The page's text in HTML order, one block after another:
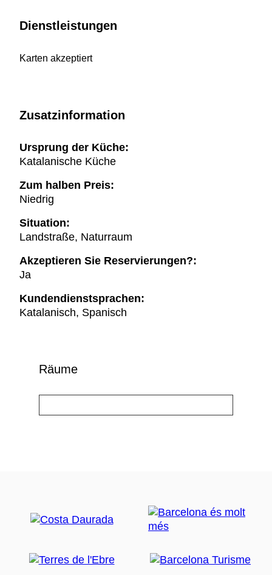
Dienstleistungen
Karten akzeptiert
Zusatzinformation
Ursprung der Küche:
Katalanische Küche
Zum halben Preis:
Niedrig
Situation:
Landstraße, Naturraum
Akzeptieren Sie Reservierungen?:
Ja
Kundendienstsprachen:
Katalanisch, Spanisch
Räume